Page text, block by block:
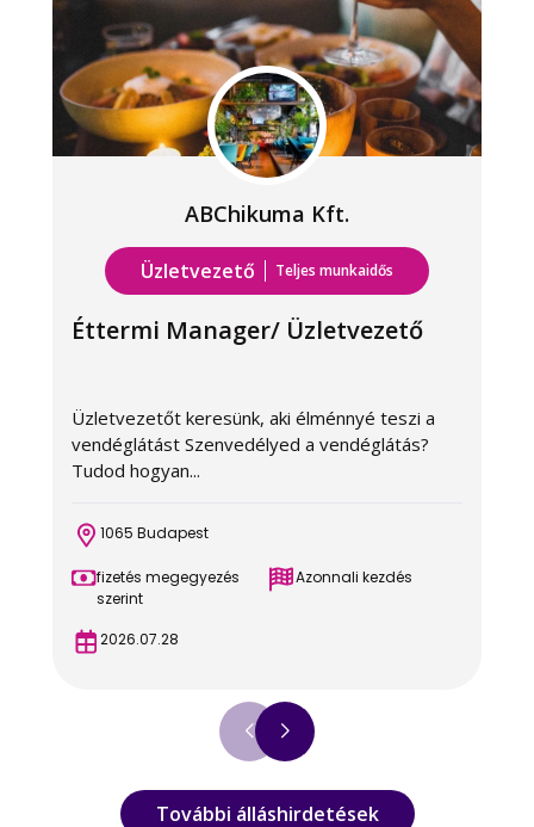
ABChikuma Kft.
Üzletvezető Teljes munkaidős
Éttermi Manager/ Üzletvezető
Üzletvezetőt keresünk, aki élménnyé teszi a
vendéglátást Szenvedélyed a vendéglátás?
Tudod hogyan...
1065 Budapest
fizetés megegyezés
szerint
Azonnali kezdés
2026.07.28
További álláshirdetések